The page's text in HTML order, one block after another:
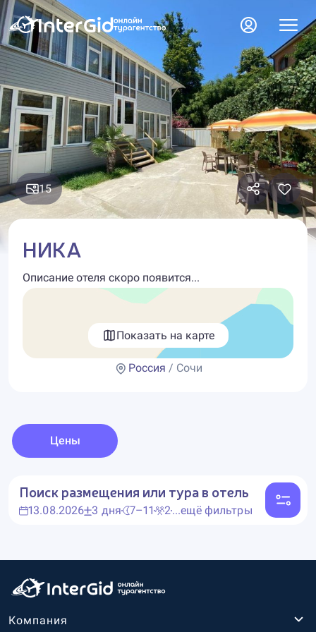
15
НИКА
Описание отеля скоро появится...
Показать на карте
Россия / Сочи
Цены
Поиск размещения или тура в отель
13.08.2026 3 дня 7–11 2...ещё фильтры
Компания